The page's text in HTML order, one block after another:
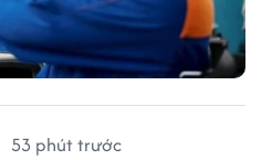
53 phút trước